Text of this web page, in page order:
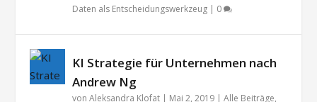
Daten als Entscheidungswerkzeug | 0
KI Strategie für Unternehmen nach
Andrew Ng
vonAleksandra Klofat | Mai 2, 2019 |Alle Beiträge,